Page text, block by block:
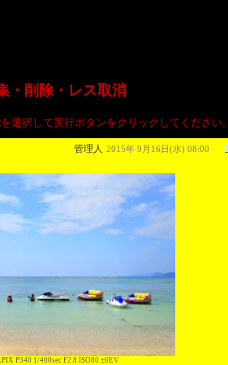
・削除・レス取消
選択して実行ボタンをクリックしてください。
管理人 2015年 9月16日(水) 08:00
P340 1/400sec F2.8 ISO80 ±0EV